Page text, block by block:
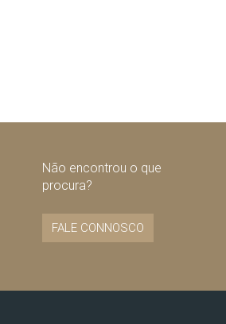
Não encontrou o que
procura?
FALE CONNOSCO